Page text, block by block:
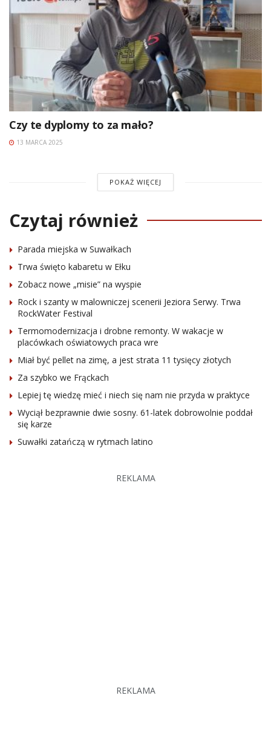
Czy te dyplomy to za mało?
13 MARCA 2025
POKAŻ WIĘCEJ
Czytaj również
Parada miejska w Suwałkach
Trwa święto kabaretu w Ełku
Zobacz nowe „misie” na wyspie
Rock i szanty w malowniczej scenerii Jeziora Serwy. Trwa
RockWater Festival
Termomodernizacja i drobne remonty. W wakacje w
placówkach oświatowych praca wre
Miał być pellet na zimę, a jest strata 11 tysięcy złotych
Za szybko we Frąckach
Lepiej tę wiedzę mieć i niech się nam nie przyda w praktyce
Wyciął bezprawnie dwie sosny. 61-latek dobrowolnie poddał
się karze
Suwałki zatańczą w rytmach latino
REKLAMA
REKLAMA